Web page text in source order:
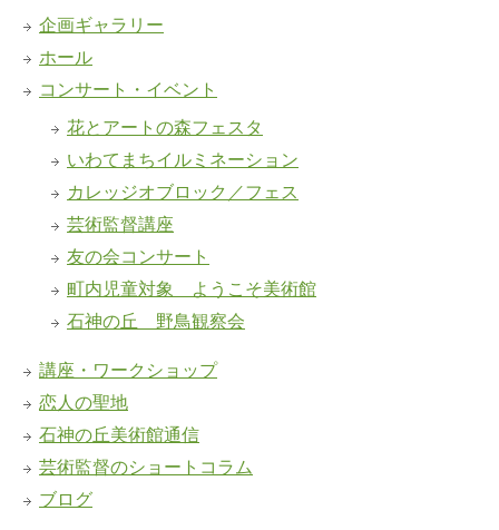
企画ギャラリー
ホール
コンサート・イベント
花とアートの森フェスタ
いわてまちイルミネーション
カレッジオブロック／フェス
芸術監督講座
友の会コンサート
町内児童対象 ようこそ美術館
石神の丘 野鳥観察会
講座・ワークショップ
恋人の聖地
石神の丘美術館通信
芸術監督のショートコラム
ブログ